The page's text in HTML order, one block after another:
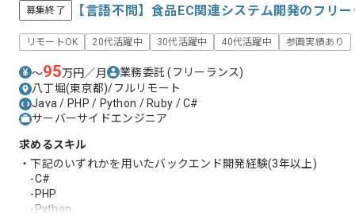
募集終了 【言語不問】食品EC関連システム開発のフリ
リモートOK 20代活躍中 30代活躍中 40代活躍中 参画実績あり
〜95万円／月 業務委託(フリーランス)
八丁堀(東京都)/フルリモート
Java / PHP / Python / Ruby / C#
サーバーサイドエンジニア
求めるスキル
・下記のいずれかを用いたバックエンド開発経験(3年以上)
-C#
-PHP
-Python